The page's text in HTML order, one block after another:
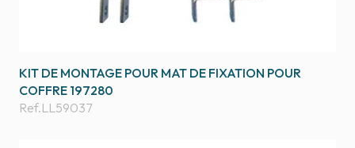
KIT DE MONTAGE POUR MAT DE FIXATION POUR
COFFRE 197280
Ref.LL59037